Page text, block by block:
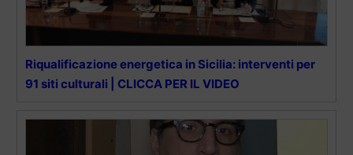
Riqualificazione energetica in Sicilia: interventi per
91 siti culturali | CLICCA PER IL VIDEO